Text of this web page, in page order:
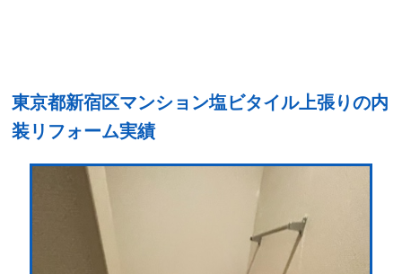
東京都新宿区マンション塩ビタイル上張りの内
装リフォーム実績